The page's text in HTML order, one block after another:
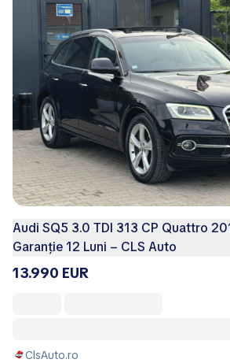
Audi SQ5 3.0 TDI 313 CP Quattro
Garanție 12 Luni – CLS Auto
13.990 EUR
ClsAuto.ro